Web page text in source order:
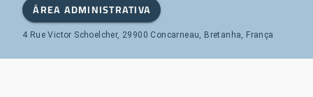
ÁREA ADMINISTRATIVA
4 Rue Victor Schoelcher, 29900 Concarneau, Bretanha, França